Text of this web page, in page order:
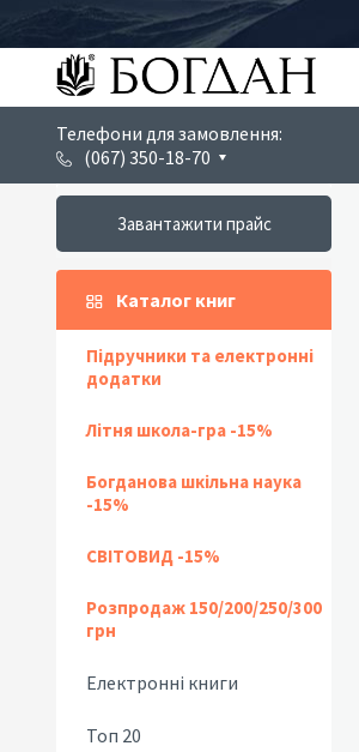
Телефони для замовлення:
(067) 350-18-70
Завантажити прайс
Каталог книг
Підручники та електронні
додатки
Літня школа-гра -15%
Богданова шкільна наука
-15%
СВІТОВИД -15%
Розпродаж 150/200/250/300
грн
Електронні книги
Топ 20